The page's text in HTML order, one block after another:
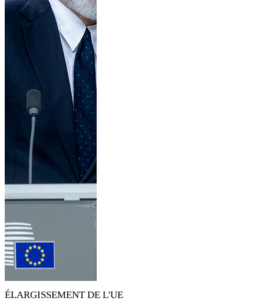
ÉLARGISSEMENT DE L'UE